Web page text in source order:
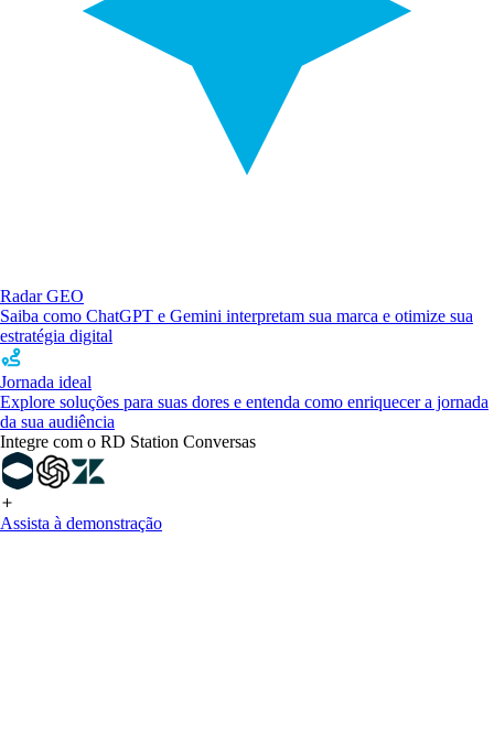
Radar GEO
Saiba como ChatGPT e Gemini interpretam sua marca e otimize sua
estratégia digital
Jornada ideal
Explore soluções para suas dores e entenda como enriquecer a jornada
da sua audiência
Integre com o RD Station Conversas
Assista à demonstração